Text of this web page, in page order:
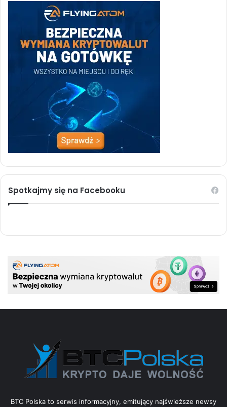
Spotkajmy się na Facebooku
BTC Polska to serwis informacyjny, emitujący najświeższe newsy